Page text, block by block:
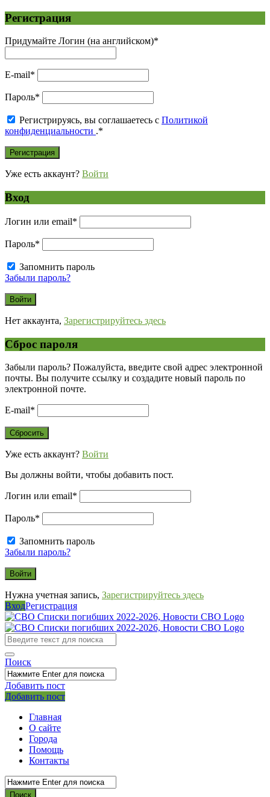
Регистрация
Придумайте Логин (на английском)*
E-mail*
Пароль*
Регистрируясь, вы соглашаетесь с Политикой
конфиденциальности .*
Уже есть аккаунт? Войти
Вход
Логин или email*
Пароль*
Запомнить пароль
Забыли пароль?
Нет аккаунта, Зарегистрируйтесь здесь
Сброс пароля
Забыли пароль? Пожалуйста, введите свой адрес электронной
почты. Вы получите ссылку и создадите новый пароль по
электронной почте.
E-mail*
Уже есть аккаунт? Войти
Вы должны войти, чтобы добавить пост.
Логин или email*
Пароль*
Запомнить пароль
Забыли пароль?
Нужна учетная запись, Зарегистрируйтесь здесь
ВходРегистрация
СВО
Списки
погибших
2022-
2026,
Новости
СВО
Поиск
Добавить пост
Мобильное
меню
Выйти
Добавить пост
Главная
О сайте
Города
Помощь
Контакты